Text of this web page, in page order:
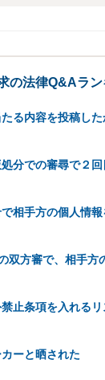
の法律Q&Aラ
止条項を入れる
ーと晒された